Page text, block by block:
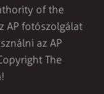
of the
AP fotószolgálat
az AP
The